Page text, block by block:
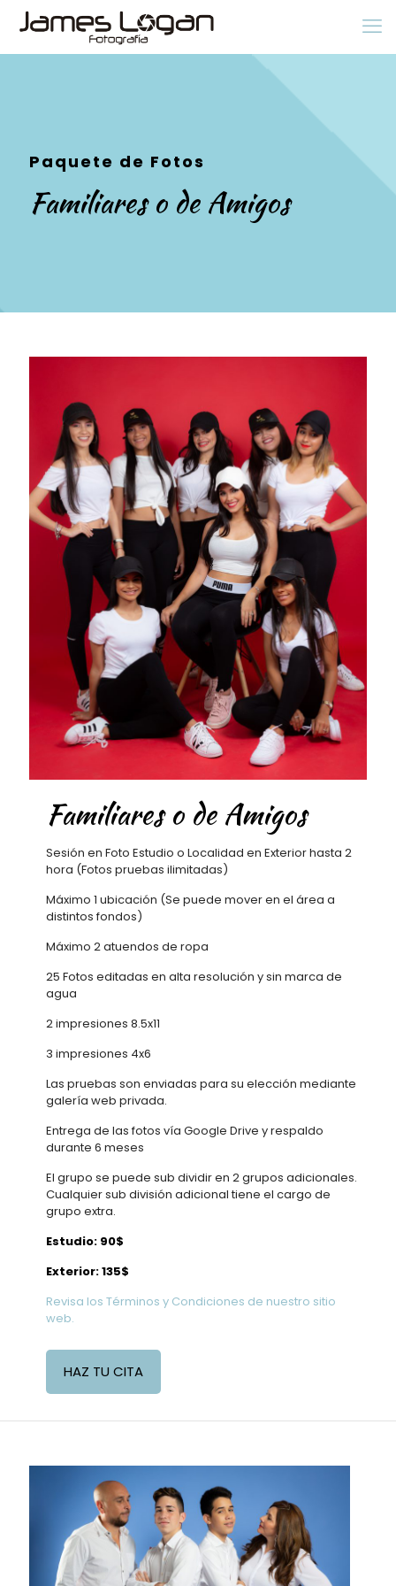
Paquete de Fotos
Familiares o de Amigos
Familiares o de Amigos
Sesión en Foto Estudio o Localidad en Exterior hasta 2
hora (Fotos pruebas ilimitadas)
Máximo 1 ubicación (Se puede mover en el área a
distintos fondos)
Máximo 2 atuendos de ropa
25 Fotos editadas en alta resolución y sin marca de
agua
2 impresiones 8.5x11
3 impresiones 4x6
Las pruebas son enviadas para su elección mediante
galería web privada.
Entrega de las fotos vía Google Drive y respaldo
durante 6 meses
El grupo se puede sub dividir en 2 grupos adicionales.
Cualquier sub división adicional tiene el cargo de
grupo extra.
Estudio: 90$
Exterior: 135$
Revisa los Términos y Condiciones de nuestro sitio
web.
HAZ TU CITA